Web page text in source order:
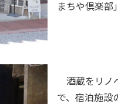
まちや倶楽部
酒蔵をリノ
で、宿泊施設